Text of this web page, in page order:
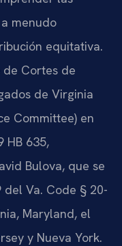
menudo
equitativa.
de Cortes de
de Virginia
Committee) en
HB 635,
Bulova, que se
Va. Code § 20-
Maryland, el
y Nueva York.